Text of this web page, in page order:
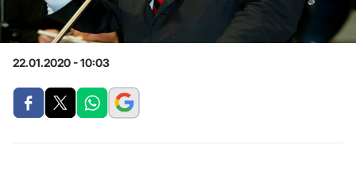
22.01.2020 - 10:03